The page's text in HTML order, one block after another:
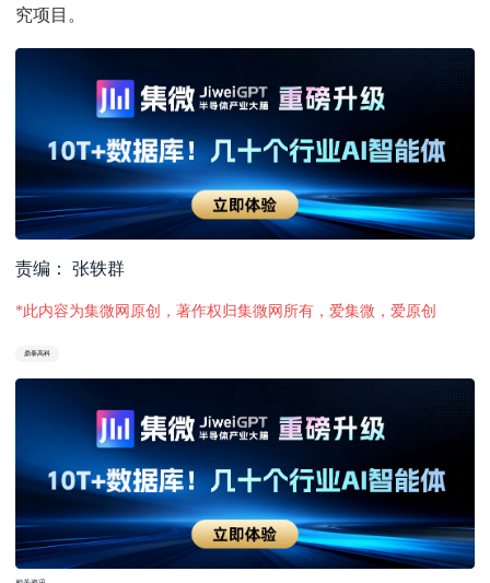
究项目。
责编： 张轶群
*此内容为集微网原创，著作权归集微网所有，爱集微，爱原创
鼎泰高科